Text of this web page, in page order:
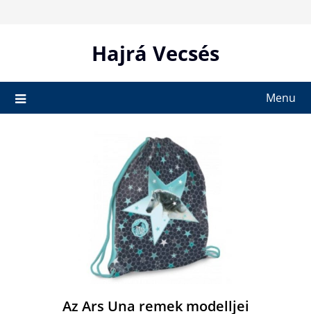
Hajrá Vecsés
Menu
Az Ars Una remek modelljei